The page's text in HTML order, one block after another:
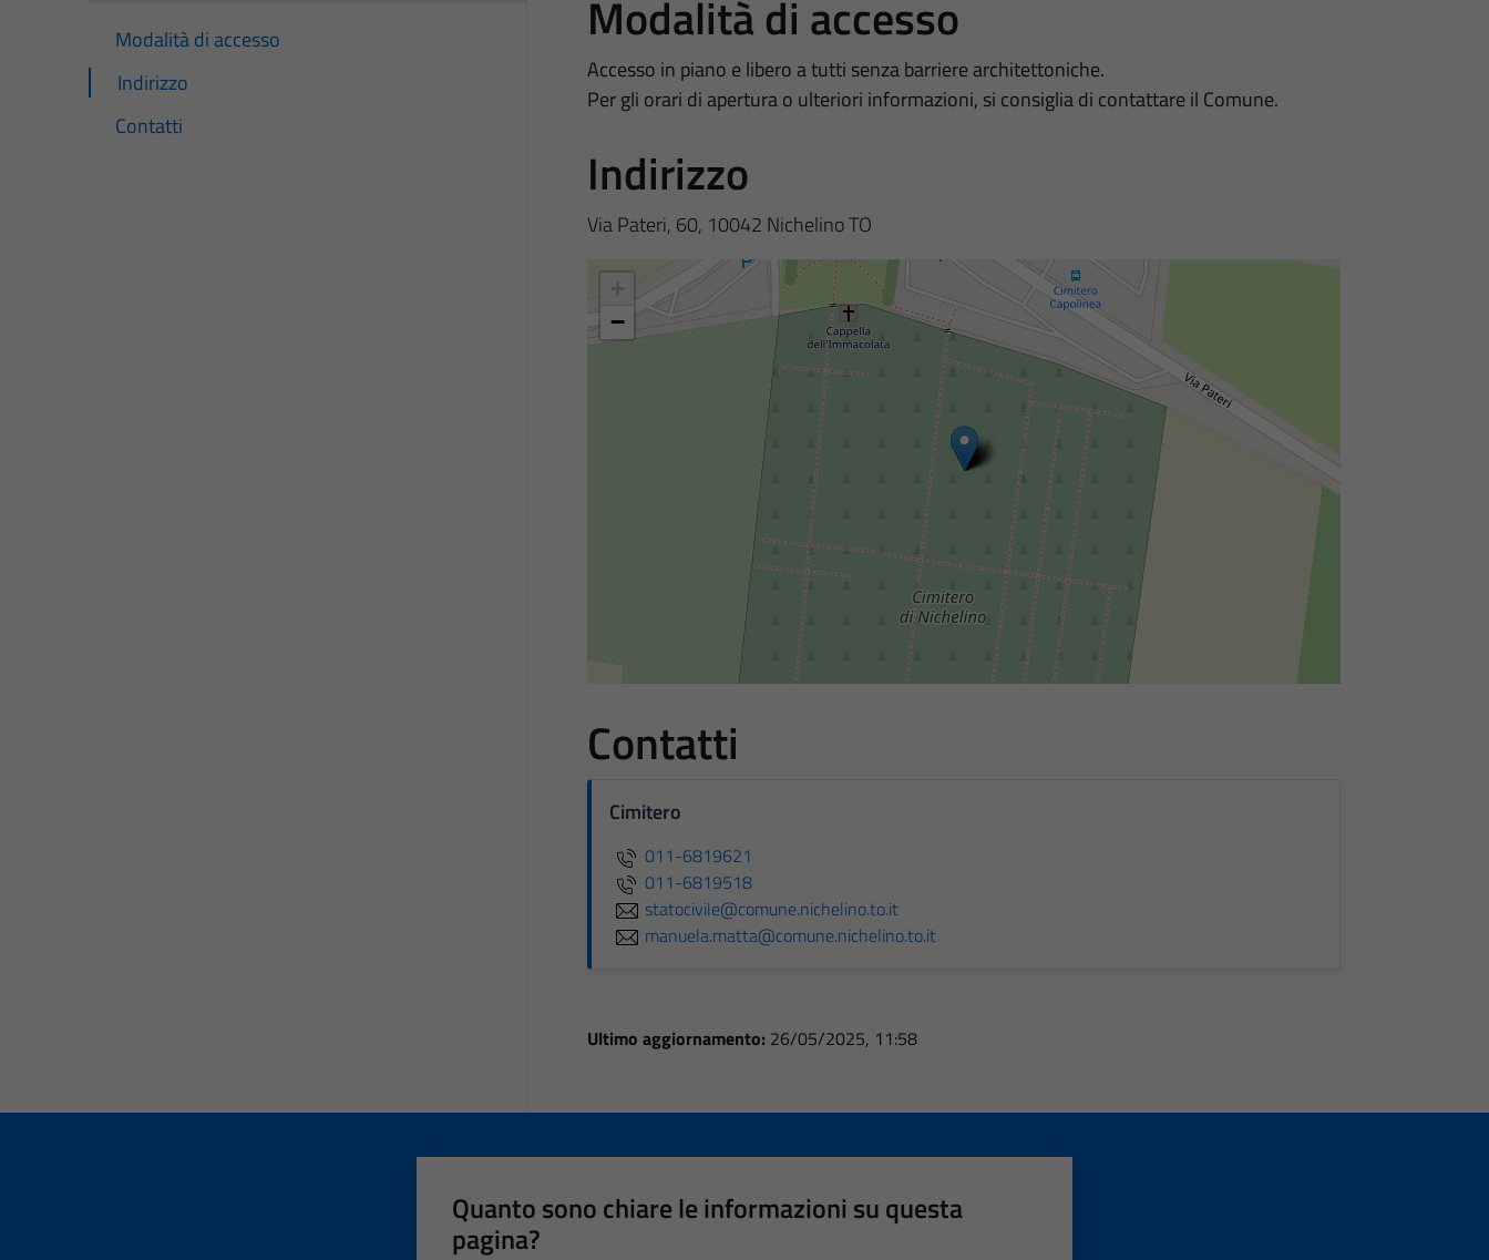
Modalità di accesso
Indirizzo
Contatti
Modalità di accesso
Accesso in piano e libero a tutti senza barriere architettoniche.
Per gli orari di apertura o ulteriori informazioni, si consiglia di contattare il Comune.
Indirizzo
Via Pateri, 60, 10042 Nichelino TO
−
Contatti
Cimitero
011-6819621
011-6819518
statocivile@comune.nichelino.to.it
manuela.matta@comune.nichelino.to.it
Ultimo aggiornamento: 26/05/2025, 11:58
Quanto sono chiare le informazioni su questa
pagina?